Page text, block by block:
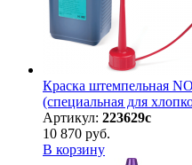
Краска штемпельная
(специальная для
Артикул: 223629с
10 870 руб.
В корзину